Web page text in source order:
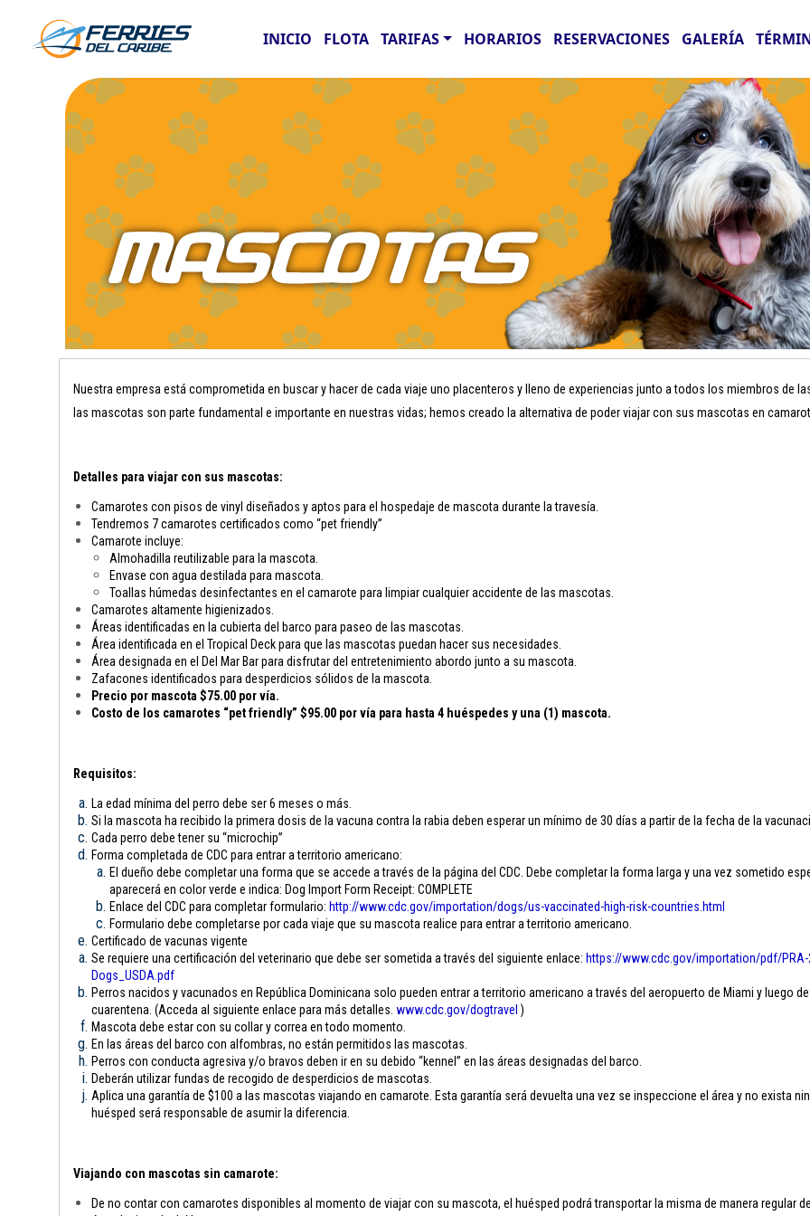
INICIO FLOTA TARIFAS HORARIOS RESERVACIONES GALERÍA
Nuestra empresa está comprometida en buscar y hacer de cada viaje uno placenteros y lleno de experiencias junto a todos los miembros de
las mascotas son parte fundamental e importante en nuestras vidas; hemos creado la alternativa de poder viajar con sus mascotas en
Detalles para viajar con sus mascotas:
Camarotes con pisos de vinyl diseñados y aptos para el hospedaje de mascota durante la travesía.
Tendremos 7 camarotes certificados como “pet friendly”
Camarote incluye:
Almohadilla reutilizable para la mascota.
Envase con agua destilada para mascota.
Toallas húmedas desinfectantes en el camarote para limpiar cualquier accidente de las mascotas.
Camarotes altamente higienizados.
Áreas identificadas en la cubierta del barco para paseo de las mascotas.
Área identificada en el Tropical Deck para que las mascotas puedan hacer sus necesidades.
Área designada en el Del Mar Bar para disfrutar del entretenimiento abordo junto a su mascota.
Zafacones identificados para desperdicios sólidos de la mascota.
Precio por mascota $75.00 por vía.
Costo de los camarotes “pet friendly” $95.00 por vía para hasta 4 huéspedes y una (1) mascota.
Requisitos:
La edad mínima del perro debe ser 6 meses o más.
Si la mascota ha recibido la primera dosis de la vacuna contra la rabia deben esperar un mínimo de 30 días a partir de la fecha de la
Cada perro debe tener su “microchip”
Forma completada de CDC para entrar a territorio americano:
El dueño debe completar una forma que se accede a través de la página del CDC. Debe completar la forma larga y una vez sometido
aparecerá en color verde e indica: Dog Import Form Receipt: COMPLETE
Enlace del CDC para completar formulario: http://www.cdc.gov/importation/dogs/us-vaccinated-high-risk-countries.html
Formulario debe completarse por cada viaje que su mascota realice para entrar a territorio americano.
Certificado de vacunas vigente
Se requiere una certificación del veterinario que debe ser sometida a través del siguiente enlace: https://www.cdc.gov/importation/pdf/PRA-
Dogs_USDA.pdf
Perros nacidos y vacunados en República Dominicana solo pueden entrar a territorio americano a través del aeropuerto de Miami y luego
cuarentena. (Acceda al siguiente enlace para más detalles. www.cdc.gov/dogtravel )
Mascota debe estar con su collar y correa en todo momento.
En las áreas del barco con alfombras, no están permitidos las mascotas.
Perros con conducta agresiva y/o bravos deben ir en su debido “kennel” en las áreas designadas del barco.
Deberán utilizar fundas de recogido de desperdicios de mascotas.
Aplica una garantía de $100 a las mascotas viajando en camarote. Esta garantía será devuelta una vez se inspeccione el área y no exista
huésped será responsable de asumir la diferencia.
Viajando con mascotas sin camarote:
De no contar con camarotes disponibles al momento de viajar con su mascota, el huésped podrá transportar la misma de manera regular